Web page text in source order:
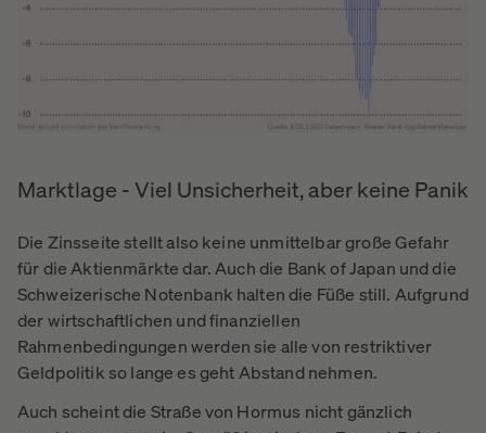
Marktlage - Viel Unsicherheit, aber keine Panik
Die Zinsseite stellt also keine unmittelbar große Gefahr
für die Aktienmärkte dar. Auch die Bank of Japan und die
Schweizerische Notenbank halten die Füße still. Aufgrund
der wirtschaftlichen und finanziellen
Rahmenbedingungen werden sie alle von restriktiver
Geldpolitik so lange es geht Abstand nehmen.
Auch scheint die Straße von Hormus nicht gänzlich